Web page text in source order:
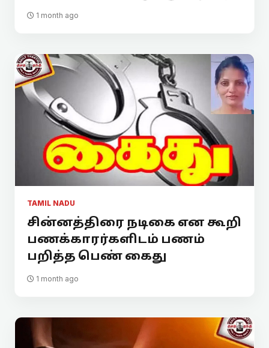
1 month ago
TAMIL NADU
சின்னத்திரை நடிகை என கூறி
பணக்காரர்களிடம் பணம்
பறித்த பெண் கைது
1 month ago